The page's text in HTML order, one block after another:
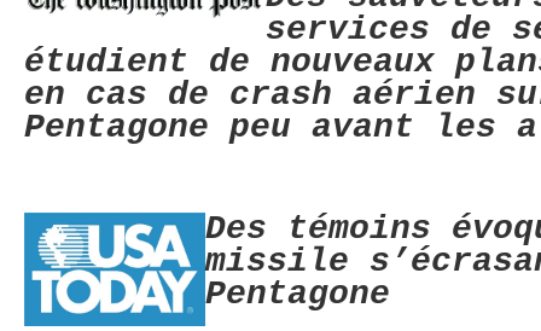
services de
étudient de nouveaux
en cas de crash aérien
Pentagone peu avant les
Des témoins
missile
Pentagone